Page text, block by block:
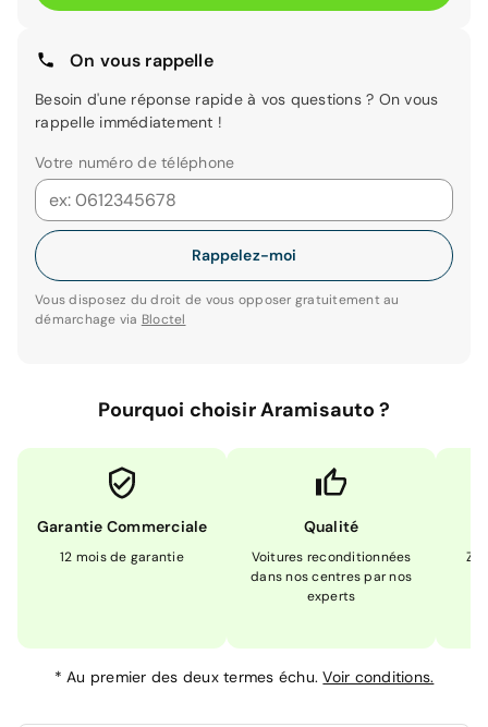
On vous rappelle
Besoin d'une réponse rapide à vos questions ? On vous
rappelle immédiatement !
Votre numéro de téléphone
Rappelez-moi
Vous disposez du droit de vous opposer gratuitement au
démarchage via Bloctel
Pourquoi choisir Aramisauto ?
Garantie Commerciale
12 mois de garantie
Qualité
Voitures reconditionnées
dans nos centres par nos
experts
*Au premier des deux termes échu.Voir conditions.